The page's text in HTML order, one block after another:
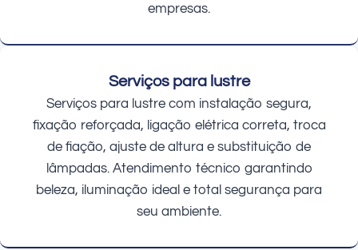
empresas.
Serviços para lustre
Serviços para lustre com instalação segura,
fixação reforçada, ligação elétrica correta, troca
de fiação, ajuste de altura e substituição de
lâmpadas. Atendimento técnico garantindo
beleza, iluminação ideal e total segurança para
seu ambiente.